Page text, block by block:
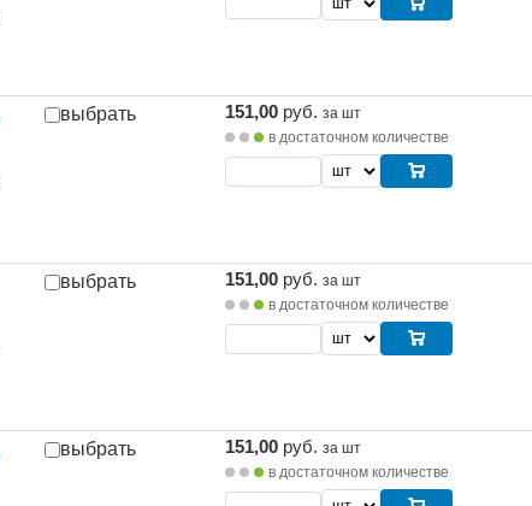
выбрать 151,00 руб. за шт
в достаточном количестве
выбрать 151,00 руб. за шт
в достаточном количестве
выбрать 151,00 руб. за шт
в достаточном количестве